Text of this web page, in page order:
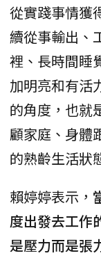
從實踐事情獲
續從事輸出、
裡、長時間睡
加明亮和有活
的角度，也就
顧家庭、身體
的熟齡生活狀
賴婷婷表示，
度出發去工作
是壓力而是張